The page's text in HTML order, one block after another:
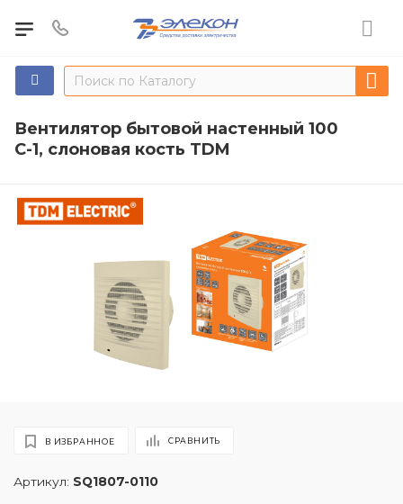
Вентилятор бытовой настенный 100
С-1, слоновая кость TDM
Артикул: SQ1807-0110
В ИЗБРАННОЕ СРАВНИТЬ